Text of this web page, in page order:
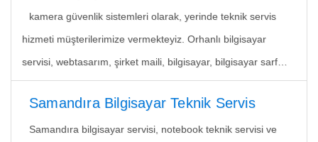
kamera güvenlik sistemleri olarak, yerinde teknik servis
hizmeti müşterilerimize vermekteyiz. Orhanlı bilgisayar
servisi, webtasarım, şirket maili, bilgisayar, bilgisayar sarf…
Samandıra Bilgisayar Teknik Servis
Samandıra bilgisayar servisi, notebook teknik servisi ve